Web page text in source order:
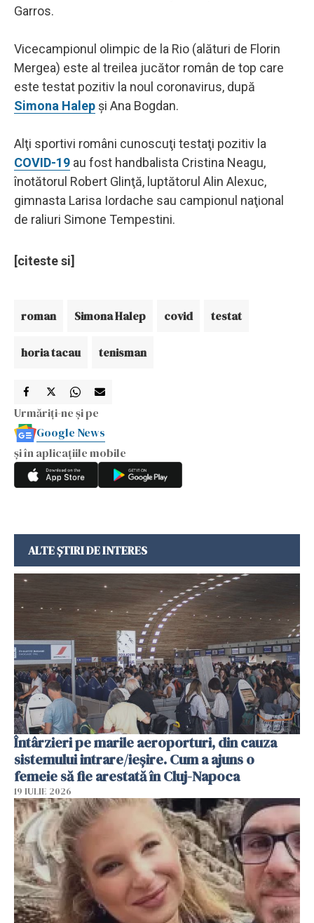
Garros.
Vicecampionul olimpic de la Rio (alături de Florin
Mergea) este al treilea jucător român de top care
este testat pozitiv la noul coronavirus, după
Simona Halep şi Ana Bogdan.
Alţi sportivi români cunoscuţi testaţi pozitiv la
COVID-19 au fost handbalista Cristina Neagu,
înotătorul Robert Glinţă, luptătorul Alin Alexuc,
gimnasta Larisa Iordache sau campionul naţional
de raliuri Simone Tempestini.
[citeste si]
roman Simona Halep covid testat
horia tacau tenisman
Urmăriți-ne și pe
Google News
și în aplicațiile mobile
ALTE ȘTIRI DE INTERES
Întârzieri pe marile aeroporturi, din cauza
sistemului intrare/ieșire. Cum a ajuns o
femeie să fie arestată în Cluj-Napoca
19 IULIE 2026